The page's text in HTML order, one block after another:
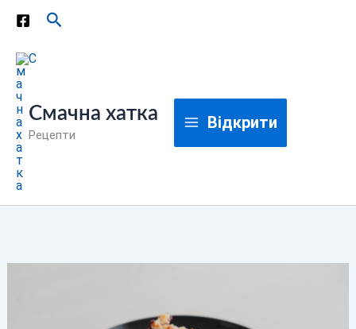
Перейти
вмісту
Пошук
Смачна хатка
Рецепти
Відкрити